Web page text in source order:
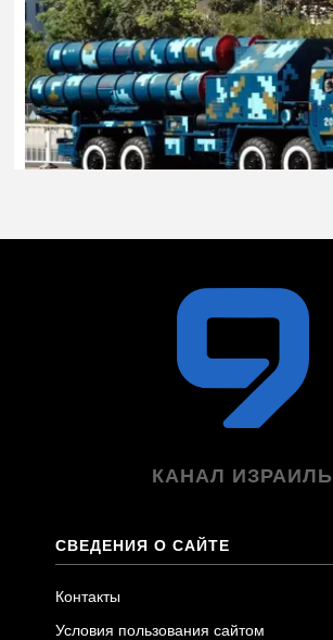
КАНАЛ ИЗРАИЛЬ
СВЕДЕНИЯ О САЙТЕ
Контакты
Условия пользования сайтом